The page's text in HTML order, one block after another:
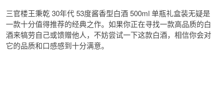
三官楼王秉乾 30年代 53度酱香型白酒 500ml 单瓶礼盒装无疑是
一款十分值得推荐的经典之作。如果你正在寻找一款高品质的白
酒来犒劳自己或馈赠他人，不妨尝试一下这款白酒，相信你会对
它的品质和口感感到十分满意。